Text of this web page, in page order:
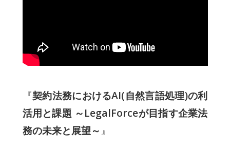
『契約法務におけるAI(自然言語処理)の利
活用と課題 ～LegalForceが目指す企業法
務の未来と展望～』